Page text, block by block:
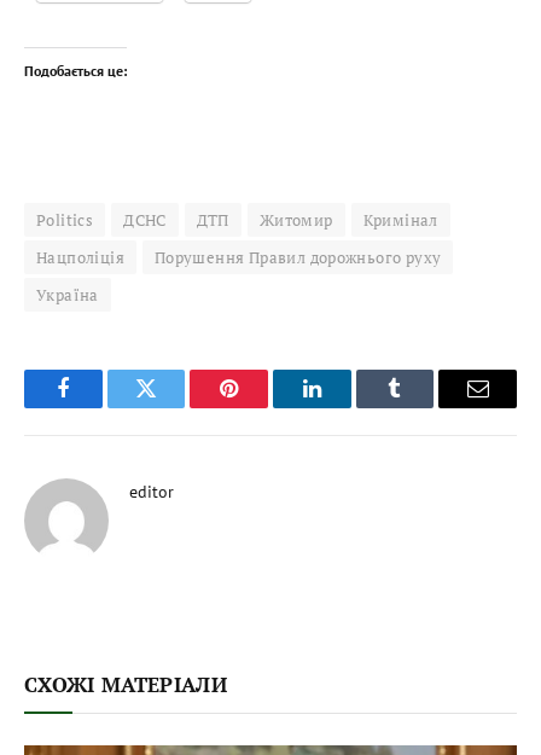
Подобається це:
Politics ДСНС ДТП Житомир
Кримінал
Нацполіція
Порушення Правил дорожнього руху
Україна
FacebookTwitter Pinterest LinkedInTumblr Email
editor
СХОЖІ МАТЕРІАЛИ